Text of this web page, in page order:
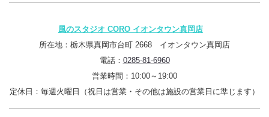
風のスタジオ CORO イオンタウン真岡店
所在地：栃木県真岡市台町 2668 イオンタウン真岡店
電話： 0285-81-6960
営業時間：10:00～19:00
定休日：毎週火曜日（祝日は営業・その他は施設の営業日に準じます）